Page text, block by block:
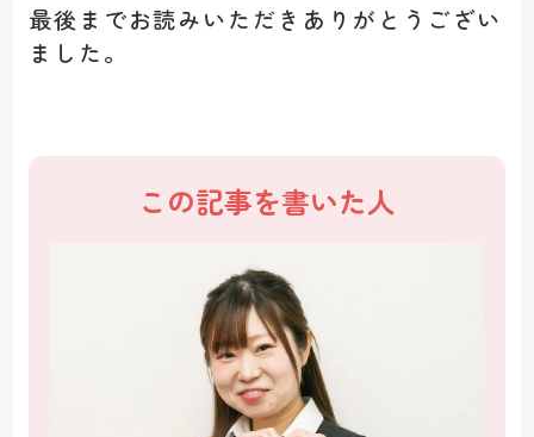
最後までお読みいただきありがとうござい
ました。
この記事を書いた人